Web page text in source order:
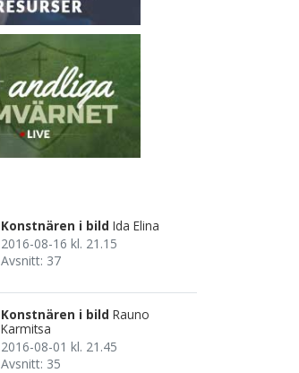
Konstnären i bild Ida Elina
2016-08-16 kl. 21.15
Avsnitt: 37
Konstnären i bild Rauno
Karmitsa
2016-08-01 kl. 21.45
Avsnitt: 35